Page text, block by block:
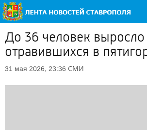
До 36 человек выросло
отравившихся в
31 мая 2026, 23:36 СМИ